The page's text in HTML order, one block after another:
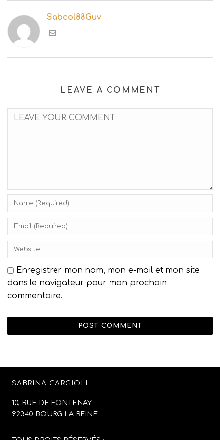
Sabcol88Guv
LEAVE A COMMENT
Enregistrer mon nom, mon e-mail et mon site
dans le navigateur pour mon prochain
commentaire.
SABRINA CARGIOLI
10, RUE DE FONTENAY
92340 BOURG LA REINE